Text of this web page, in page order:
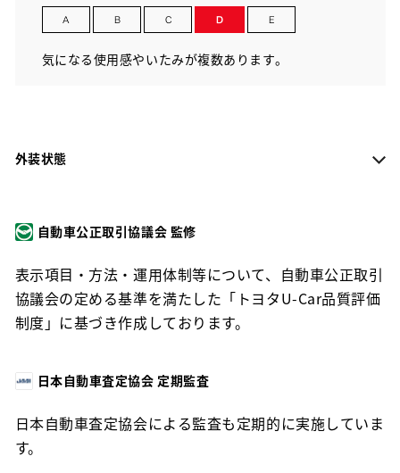
気になる使用感やいたみが複数あります。
外装状態
自動車公正取引協議会 監修
表示項目・方法・運用体制等について、自動車公正取引
協議会の定める基準を満たした「トヨタU-Car品質評価
制度」に基づき作成しております。
日本自動車査定協会 定期監査
日本自動車査定協会による監査も定期的に実施していま
す。